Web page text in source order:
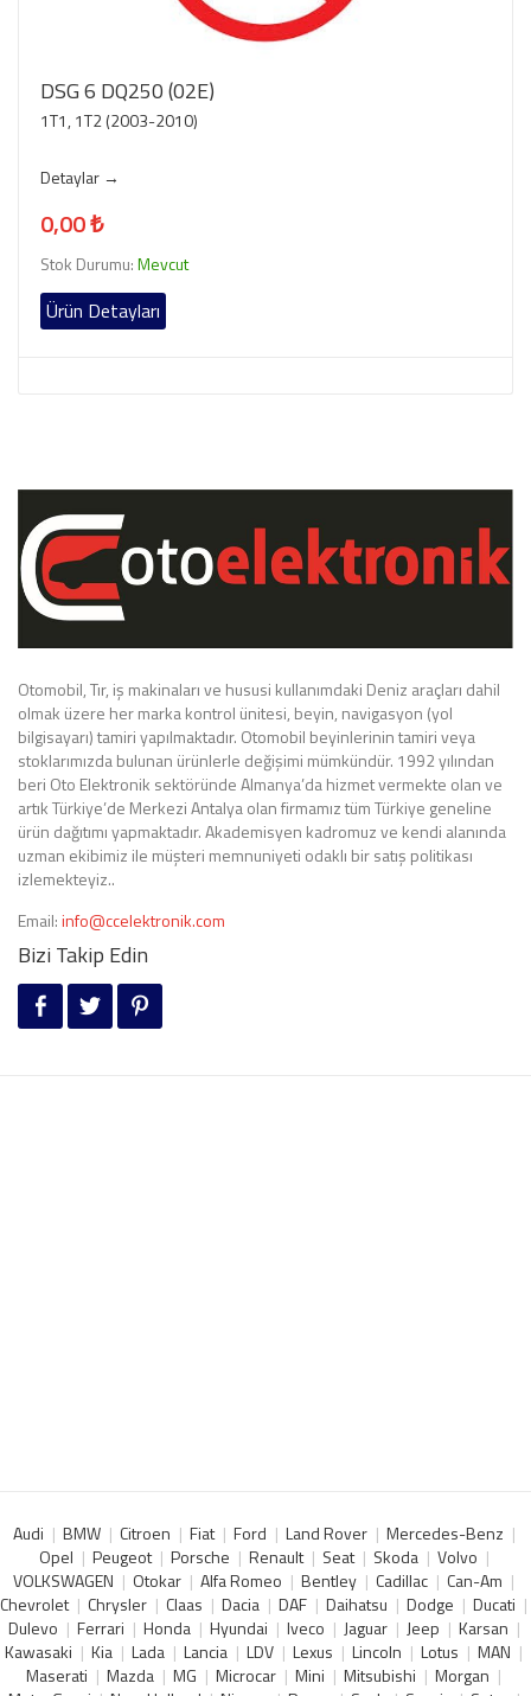
DSG 6 DQ250 (02E)
1T1, 1T2 (2003-2010)
Detaylar →
0,00 ₺
Stok Durumu:Mevcut
Ürün Detayları
Otomobil, Tır, iş makinaları ve hususi kullanımdaki Deniz araçları dahil
olmak üzere her marka kontrol ünitesi, beyin, navigasyon (yol
bilgisayarı) tamiri yapılmaktadır. Otomobil beyinlerinin tamiri veya
stoklarımızda bulunan ürünlerle değişimi mümkündür. 1992 yılından
beri Oto Elektronik sektöründe Almanya’da hizmet vermekte olan ve
artık Türkiye’de Merkezi Antalya olan firmamız tüm Türkiye geneline
ürün dağıtımı yapmaktadır. Akademisyen kadromuz ve kendi alanında
uzman ekibimiz ile müşteri memnuniyeti odaklı bir satış politikası
izlemekteyiz..
Email:info@ccelektronik.com
Bizi Takip Edin
Audi BMW Citroen Fiat Ford Land Rover
Mercedes-Benz
Opel
Peugeot Porsche Renault Seat Skoda
Volvo
VOLKSWAGEN
Otokar Alfa Romeo Bentley Cadillac
Can-Am
Chevrolet
Chrysler Claas Dacia DAF Daihatsu Dodge
Ducati
Dulevo
Ferrari Honda Hyundai Iveco Jaguar Jeep
Karsan
Kawasaki
Kia Lada Lancia LDV Lexus Lincoln Lotus
MAN
Maserati
Mazda MG Microcar Mini Mitsubishi
Morgan